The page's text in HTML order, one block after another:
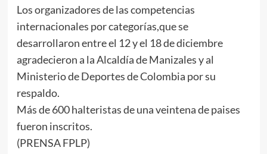
Los organizadores de las competencias
internacionales por categorías,que se
desarrollaron entre el 12 y el 18 de diciembre
agradecieron a la Alcaldía de Manizales y al
Ministerio de Deportes de Colombia por su
respaldo.
Más de 600 halteristas de una veintena de paises
fueron inscritos.
(PRENSA FPLP)